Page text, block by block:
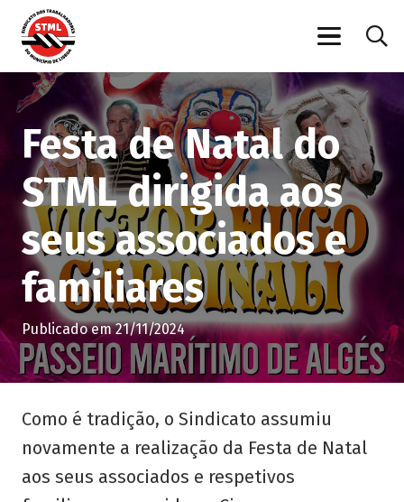
Festa de Natal do
STML dirigida aos
seus associados e
familiares
Publicado em21/11/2024
Como é tradição, o Sindicato assumiu
novamente a realização da Festa de Natal
aos seus associados e respetivos